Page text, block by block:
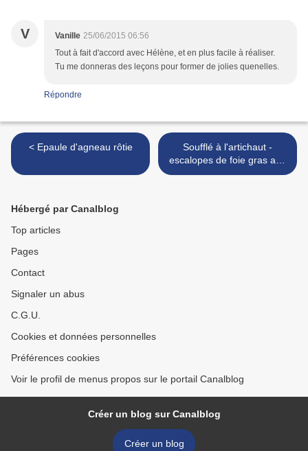
V Vanille 25/06/2015 06:56
Tout à fait d'accord avec Hélène, et en plus facile à réaliser.
Tu me donneras des leçons pour former de jolies quenelles.
Répondre
< Epaule d'agneau rôtie
Soufflé à l'artichaut -
escalopes de foie gras aux
noisettes >
Hébergé par Canalblog
Top articles
Pages
Contact
Signaler un abus
C.G.U.
Cookies et données personnelles
Préférences cookies
Voir le profil de menus propos sur le portail Canalblog
Créer un blog sur Canalblog
Créer un blog